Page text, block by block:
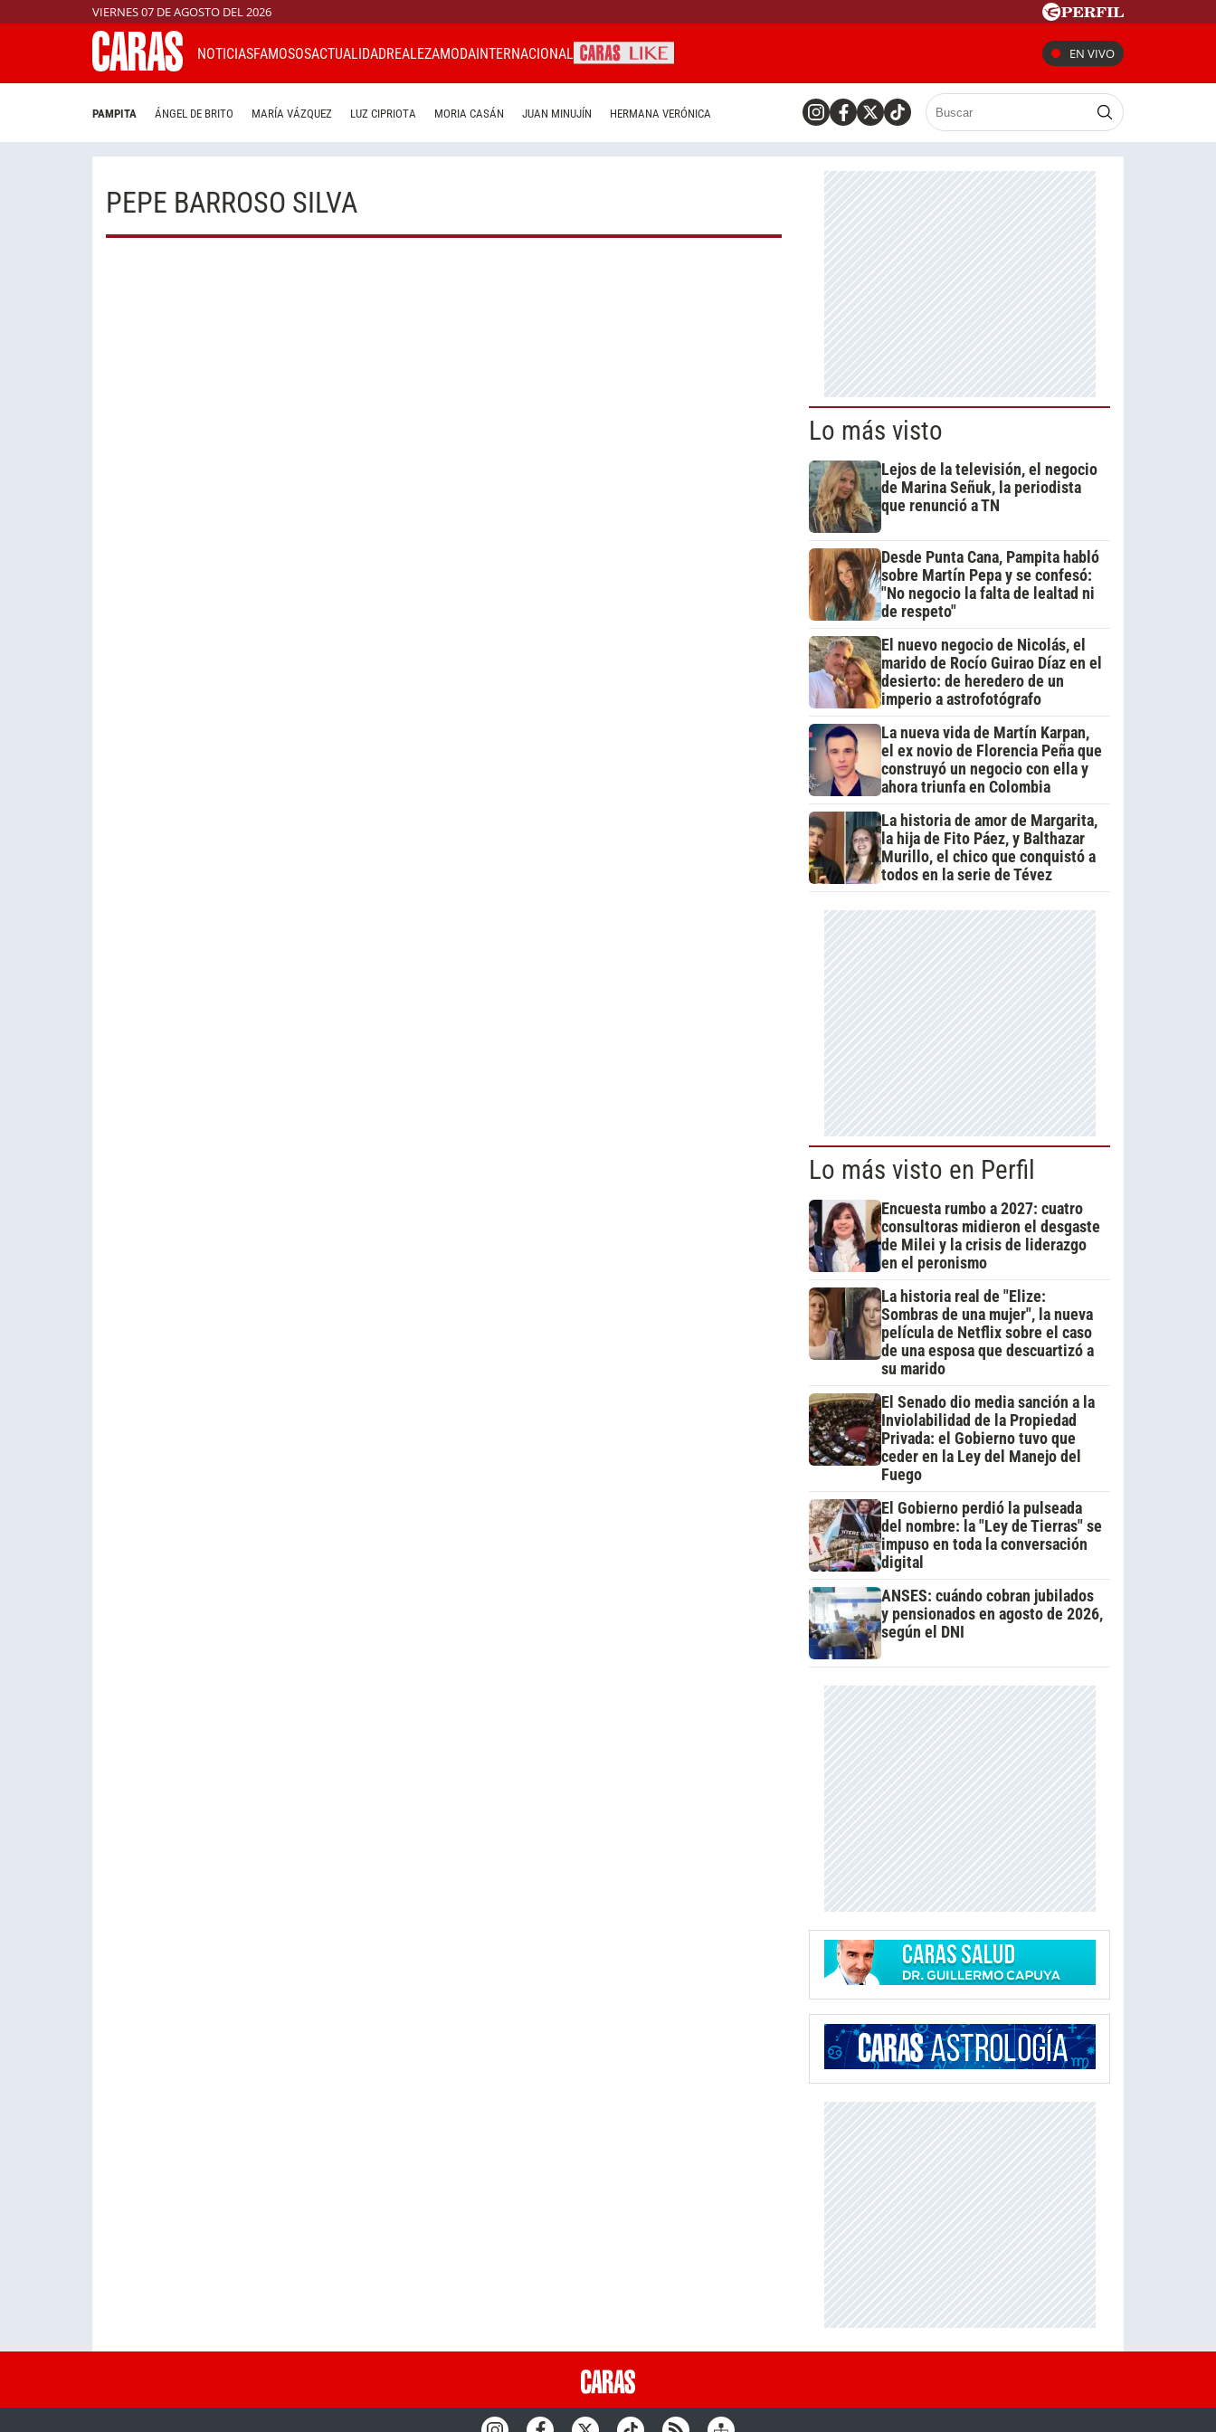
VIERNES 07 DE AGOSTO DEL 2026
NOTICIASFAMOSOSACTUALIDADREALEZAMODAINTERNACIONAL EN VIVO
PAMPITA ÁNGEL DE BRITO MARÍA VÁZQUEZ LUZ CIPRIOTA MORIA CASÁN JUAN MINUJÍN HERMANA VERÓNICA
PEPE BARROSO SILVA
Lo más visto
Lejos de la televisión, el negocio
de Marina Señuk, la periodista
que renunció a TN
Desde Punta Cana, Pampita habló
sobre Martín Pepa y se confesó:
"No negocio la falta de lealtad ni
de respeto"
El nuevo negocio de Nicolás, el
marido de Rocío Guirao Díaz en el
desierto: de heredero de un
imperio a astrofotógrafo
La nueva vida de Martín Karpan,
el ex novio de Florencia Peña que
construyó un negocio con ella y
ahora triunfa en Colombia
La historia de amor de Margarita,
la hija de Fito Páez, y Balthazar
Murillo, el chico que conquistó a
todos en la serie de Tévez
Lo más visto en Perfil
Encuesta rumbo a 2027: cuatro
consultoras midieron el desgaste
de Milei y la crisis de liderazgo
en el peronismo
La historia real de "Elize:
Sombras de una mujer", la nueva
película de Netflix sobre el caso
de una esposa que descuartizó a
su marido
El Senado dio media sanción a la
Inviolabilidad de la Propiedad
Privada: el Gobierno tuvo que
ceder en la Ley del Manejo del
Fuego
El Gobierno perdió la pulseada
del nombre: la "Ley de Tierras" se
impuso en toda la conversación
digital
ANSES: cuándo cobran jubilados
y pensionados en agosto de 2026,
según el DNI